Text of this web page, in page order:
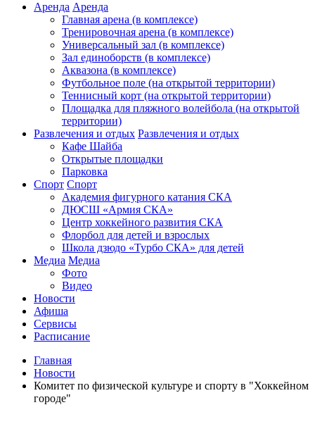
Аренда Аренда
Главная арена (в комплексе)
Тренировочная арена (в комплексе)
Универсальный зал (в комплексе)
Зал единоборств (в комплексе)
Аквазона (в комплексе)
Футбольное поле (на открытой территории)
Теннисный корт (на открытой территории)
Площадка для пляжного волейбола (на открытой
территории)
Развлечения и отдых Развлечения и отдых
Кафе Шайба
Открытые площадки
Парковка
Спорт Спорт
Академия фигурного катания СКА
ДЮСШ «Армия СКА»
Центр хоккейного развития СКА
Флорбол для детей и взрослых
Школа дзюдо «Турбо СКА» для детей
Медиа Медиа
Фото
Видео
Новости
Афиша
Сервисы
Расписание
Главная
Новости
Комитет по физической культуре и спорту в "Хоккейном
городе"